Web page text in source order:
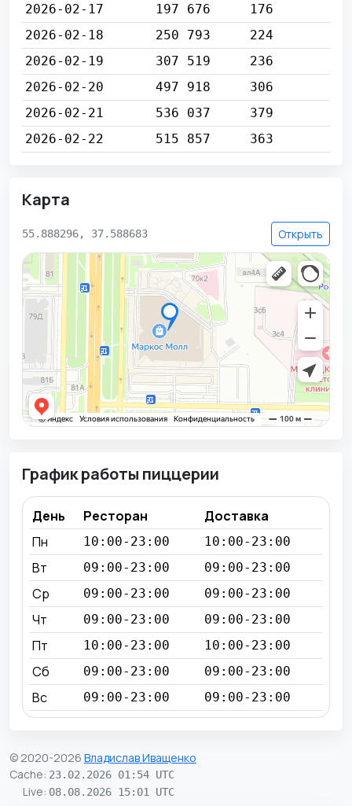
2026-02-17
197 676
176
2026-02-18
250 793
224
2026-02-19
307 519
236
2026-02-20
497 918
306
2026-02-21
536 037
379
2026-02-22
515 857 363
Карта
55.888296, 37.588683 Открыть
График работы пиццерии
День Ресторан
Доставка
Пн
10:00-23:00 10:00-23:00
Вт 09:00-23:00 09:00-23:00
Ср 09:00-23:00 09:00-23:00
Чт 09:00-23:00 09:00-23:00
Пт 10:00-23:00 10:00-23:00
Сб 09:00-23:00 09:00-23:00
Вс 09:00-23:00 09:00-23:00
© 2020-2026 Владислав Иващенко
Cache: 23.02.2026 01:54 UTC
Live: 08.08.2026 15:01 UTC